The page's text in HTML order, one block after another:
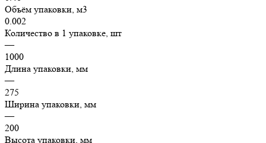
Объём упаковки, м3
0.002
Количество в 1 упаковке, шт
—
1000
Длина упаковки, мм
—
275
Ширина упаковки, мм
—
200
Высота упаковки, мм